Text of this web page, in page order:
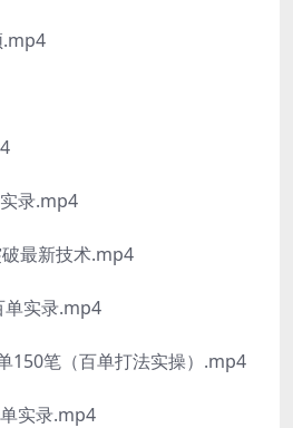
.mp4
录.mp4
最新技术.mp4
单实录.mp4
150笔（百单打法实操）.mp4
实录.mp4